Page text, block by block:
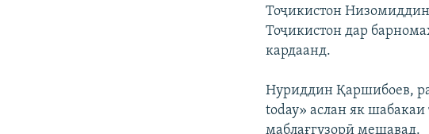
Тоҷикистон
Тоҷикистон дар
кардаанд.
Нуриддин Қаршибоев,
today» аслан як шабакаи
маблағгузорӣ мешавад.